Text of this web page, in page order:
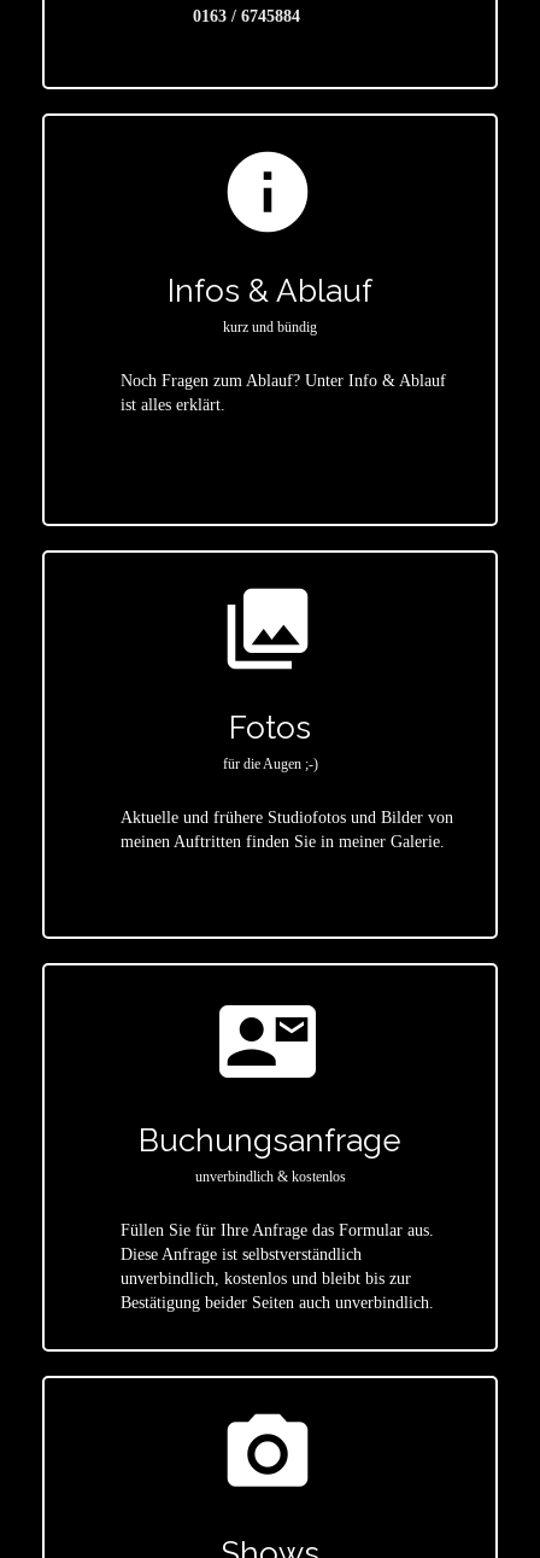
0163 / 6745884
info
Infos & Ablauf
kurz und bündig
Noch Fragen zum Ablauf? Unter Info & Ablauf
ist alles erklärt.
photo_library
Fotos
für die Augen ;-)
Aktuelle und frühere Studiofotos und Bilder von
meinen Auftritten finden Sie in meiner Galerie.
contact_mail
Buchungsanfrage
unverbindlich & kostenlos
Füllen Sie für Ihre Anfrage das Formular aus.
Diese Anfrage ist selbstverständlich
unverbindlich, kostenlos und bleibt bis zur
Bestätigung beider Seiten auch unverbindlich.
photo_camera